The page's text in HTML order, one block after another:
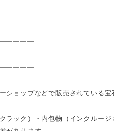
ョップなどで販売されている
ック）・内包物（インクルージ